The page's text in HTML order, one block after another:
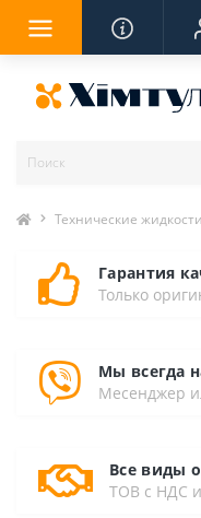
Технические жидкости
Гарантия
Только
Мы всегда
Месенджер
Все виды
ТОВ с НДС